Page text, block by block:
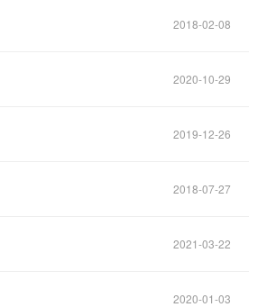
2018-02-08
2020-10-29
2019-12-26
2018-07-27
2021-03-22
2020-01-03